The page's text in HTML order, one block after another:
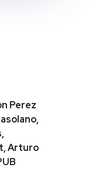
Perez
Arturo